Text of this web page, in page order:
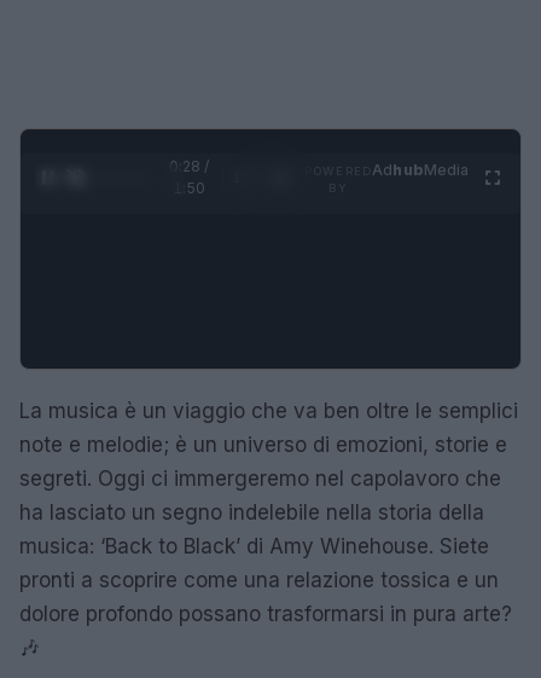
0:29 /
1:50
AdhubMedia
La musica è un viaggio che va ben oltre le semplici
note e melodie; è un universo di emozioni, storie e
segreti. Oggi ci immergeremo nel capolavoro che
ha lasciato un segno indelebile nella storia della
musica: ‘Back to Black’ di Amy Winehouse. Siete
pronti a scoprire come una relazione tossica e un
dolore profondo possano trasformarsi in pura arte?
🎶